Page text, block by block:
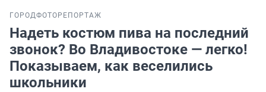
ГОРОДФОТОРЕПОРТАЖ
Надеть костюм пива на последний
звонок? Во Владивостоке — легко!
Показываем, как веселились
школьники